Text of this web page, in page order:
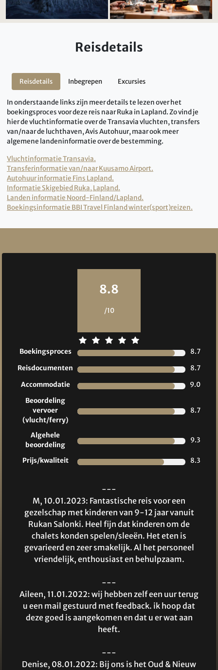
Reisdetails
Reisdetails Inbegrepen Excursies
In onderstaande links zijn meer details te lezen over het
boekingsproces voor deze reis naar Ruka in Lapland. Zo vind je
hier de vluchtinformatie over de Transavia vluchten, transfers
van/naar de luchthaven, Avis Autohuur, maar ook meer
algemene landeninformatie over de bestemming.
Vluchtinformatie Transavia.
Transferinformatie van/naar Kuusamo Airport.
Autohuur informatie Fins Lapland.
Informatie Skigebied Ruka, Lapland.
Landen informatie Noord-Finland/Lapland.
Boekingsinformatie BBI Travel Finland winter(sport)reizen.
8.8
/10
Boekingsproces
8.7
Reisdocumenten
8.7
Accommodatie
9.0
Beoordeling
vervoer
(vlucht/ferry)
8.7
Algehele
beoordeling
9.3
Prijs/kwaliteit 8.3
---
M, 10.01.2023: Fantastische reis voor een
gezelschap met kinderen van 9-12 jaar vanuit
Rukan Salonki. Heel fijn dat kinderen om de
chalets konden spelen/sleeën. Het eten is
gevarieerd en zeer smakelijk. Al het personeel
vriendelijk, enthousiast en behulpzaam.
---
Aileen, 11.01.2022: wij hebben zelf een uur terug
u een mail gestuurd met feedback. ik hoop dat
deze goed is aangekomen en dat u er wat aan
heeft.
---
Denise, 08.01.2022: Bij ons is het Oud & Nieuw